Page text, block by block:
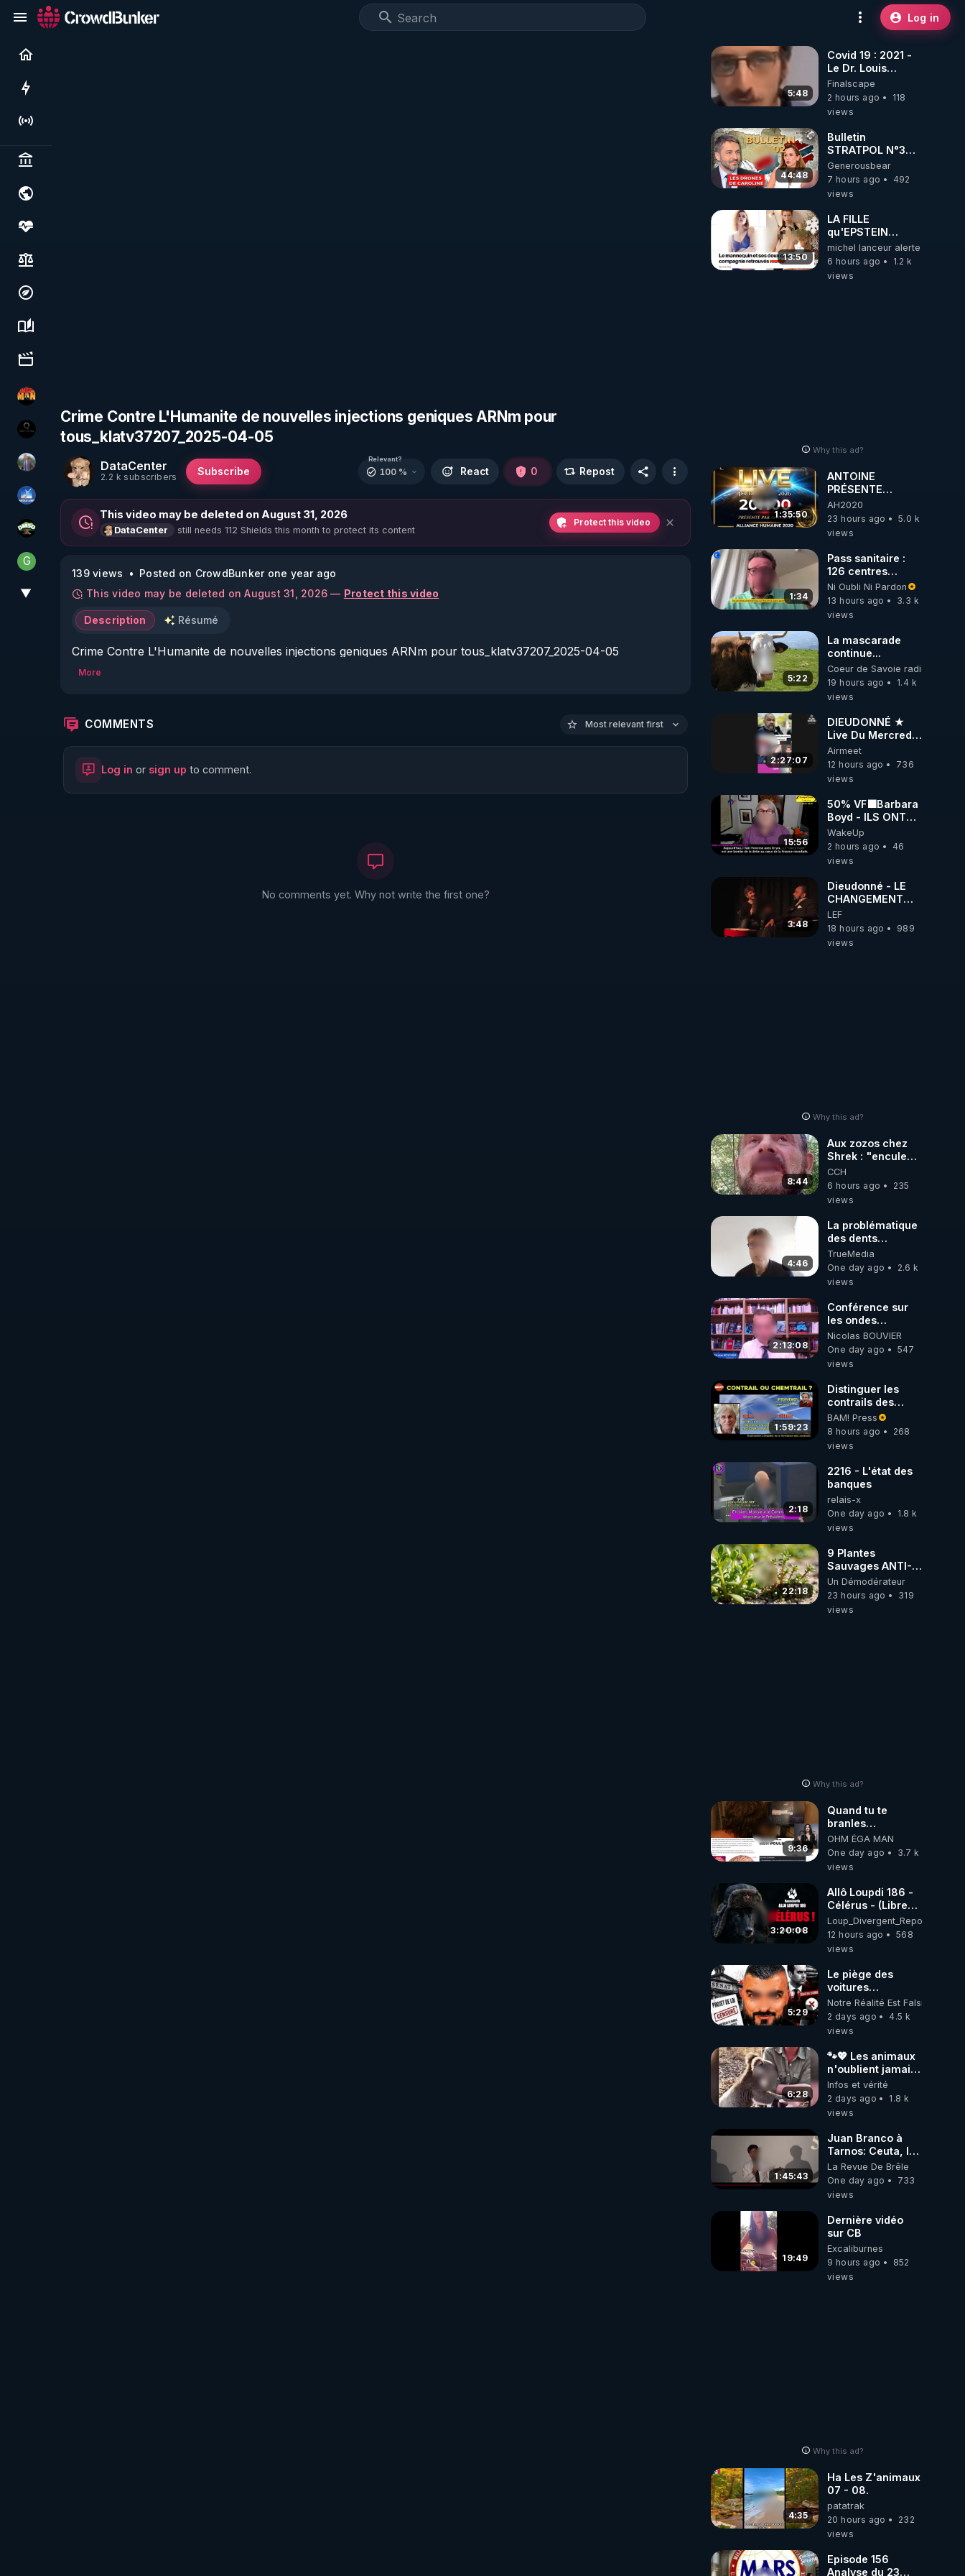
Log in
Live
Politics & institutions
Society, justice & freedoms
Economy, environment & technology
Science, history & spirituality
Culture, media & entertainment
OHM ÉGA MAN
La vérité
Nicolas BOUVIER
PAROLE LIBRE
DMSO pour TOUS
G Generousbear
▼
Crime Contre L'Humanite de nouvelles injections geniques ARNm pour
tous_klatv37207_2025-04-05
DataCenter
2.2 k subscribers Subscribe
Relevant?
100 % React 0 Repost
This video may be deleted on August 31, 2026
DataCenter still needs 112 Shields this month to protect its content
Protect this video
139 views
Posted on CrowdBunker one year ago
This video may be deleted on August 31, 2026 — Protect this video
Description Résumé
Crime Contre L'Humanite de nouvelles injections geniques ARNm pour tous_klatv37207_2025-04-05
Sans compte Crowdbunker, pour Sauvegarder la Video
More
COMMENTS Most relevant first
Log in or sign up to comment.
No comments yet. Why not write the first one?
5:48
Covid 19 : 2021 -
Le Dr. Louis
Fouché renverse
le plateau de
CNews !
Finalscape
2 hours ago
118
views
44:48
Bulletin
STRATPOL N°302.
Armée des
drones, MS-21 en
série, missiles
07.08.2026.
Generousbear
7 hours ago
492
views
13:50
LA FILLE
qu'EPSTEIN
VOULAIT CACHER
michel lanceur alerte
6 hours ago
1.2 k
views
Why this ad?
1:35:50
ANTOINE
PRÉSENTE
AH2020 LE LIVE
20H ***DU
06/08/2026***
AH2020
23 hours ago
5.0 k
views
1:34
Pass sanitaire :
126 centres
commerciaux
concernés par
l'obligation dans
Ni Oubli Ni Pardon
13 hours ago
3.3 k
views
5:22
La mascarade
continue...
Coeur de Savoie radioweb TV
19 hours ago
1.4 k
views
2:27:07
DIEUDONNÉ ★
Live Du Mercredi
5 Août 2026
Airmeet
12 hours ago
736
views
15:56
50% VF🟩Barbara
Boyd - ILS ONT
MENTI SUR TOUT
-Jocelyne
Traduction
WakeUp
2 hours ago
46
views
3:48
Dieudonné - LE
CHANGEMENT
C'EST
MAINTENANT
LEF
18 hours ago
989
views
Why this ad?
8:44
Aux zozos chez
Shrek : "encule
toi tout seul
espèce de mal
polish"
CCH
6 hours ago
235
views
4:46
La problématique
des dents
dévitalisées et
des implants
TrueMedia
One day ago
2.6 k
views
2:13:08
Conférence sur
les ondes
électromagnétiques
par Grégoire
Caustru et Bart de
Nicolas BOUVIER
One day ago
547
views
1:59:23
Distinguer les
contrails des
chemtrails par
Bernadette Bihin
BAM! Press
8 hours ago
268
views
2:18
2216 - L'état des
banques
relais-x
One day ago
1.8 k
views
22:18
9 Plantes
Sauvages ANTI-
FAMINE: ces
Ressources
Un Démodérateur
23 hours ago
319
views
Why this ad?
9:36
Quand tu te
branles
bonhomme tu
émets des ondes
ils ont juste omis
OHM ÉGA MAN
One day ago
3.7 k
views
3:20:08
Allô Loupdi 186 -
Célérus - (Libre
Antenne) - Loup
Divergent
2026.08.06
Loup_Divergent_Reposts
12 hours ago
568
views
5:29
Le piège des
voitures
électriques se
referme sur les
usagers !
Notre Réalité Est Falsifiée Et
2 days ago
4.5 k
views
6:28
🐾💖 Les animaux
n'oublient jamais
ceux qu'ils
aiment… 🥹❤️
Infos et vérité
2 days ago
1.8 k
views
1:45:43
Juan Branco à
Tarnos: Ceuta, le
narcotrafic et le
pouvoir en France
La Revue De Brêle
One day ago
733
views
19:49
Dernière vidéo
sur CB
Excaliburnes
9 hours ago
852
views
Why this ad?
4:35
Ha Les Z'animaux
07 - 08.
patatrak
20 hours ago
232
views
Episode 156
Analyse du 23